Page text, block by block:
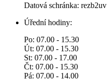
Datová schránka: rezb2uv
Úřední hodiny:
Po: 07.00 - 15.30
Út: 07.00 - 15.30
St: 07.00 - 17.00
Čt: 07.00 - 15.30
Pá: 07.00 - 14.00